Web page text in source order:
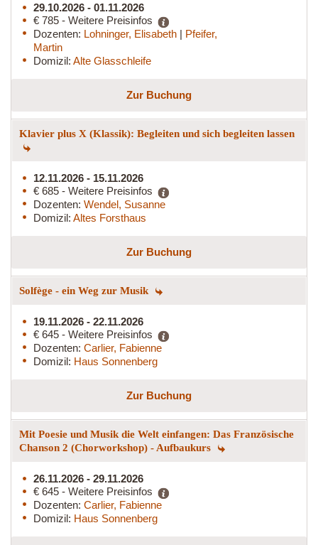
29.10.2026 - 01.11.2026
€ 785 - Weitere Preisinfos
Dozenten: Lohninger, Elisabeth | Pfeifer,
Martin
Domizil: Alte Glasschleife
Zur Buchung
Klavier plus X (Klassik): Begleiten und sich begleiten lassen
12.11.2026 - 15.11.2026
€ 685 - Weitere Preisinfos
Dozenten: Wendel, Susanne
Domizil: Altes Forsthaus
Zur Buchung
Solfège - ein Weg zur Musik
19.11.2026 - 22.11.2026
€ 645 - Weitere Preisinfos
Dozenten: Carlier, Fabienne
Domizil: Haus Sonnenberg
Zur Buchung
Mit Poesie und Musik die Welt einfangen: Das Französische
Chanson 2 (Chorworkshop) - Aufbaukurs
26.11.2026 - 29.11.2026
€ 645 - Weitere Preisinfos
Dozenten: Carlier, Fabienne
Domizil: Haus Sonnenberg